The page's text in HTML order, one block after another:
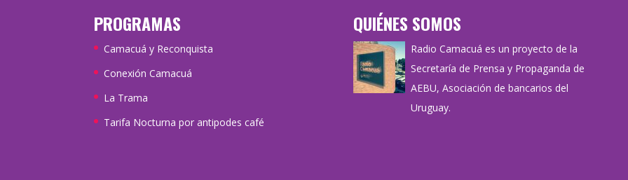
PROGRAMAS
Camacuá y Reconquista
Conexión Camacuá
La Trama
Tarifa Nocturna por antipodes café
QUIÉNES SOMOS
Radio Camacuá es un proyecto de la
Secretaría de Prensa y Propaganda de
AEBU, Asociación de bancarios del
Uruguay.